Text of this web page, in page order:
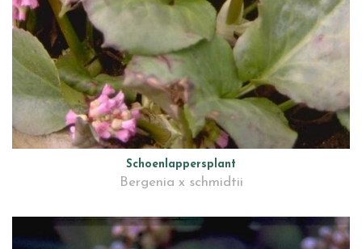
Schoenlappersplant
Bergenia x schmidtii